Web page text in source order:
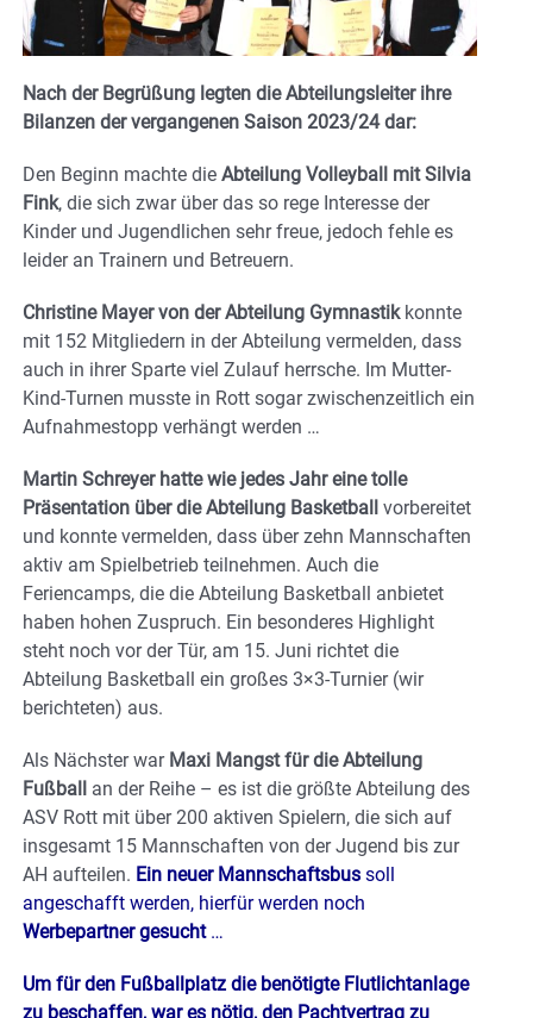
Nach der Begrüßung legten die Abteilungsleiter ihre
Bilanzen der vergangenen Saison 2023/24 dar:
Den Beginn machte die Abteilung Volleyball mit Silvia
Fink, die sich zwar über das so rege Interesse der
Kinder und Jugendlichen sehr freue, jedoch fehle es
leider an Trainern und Betreuern.
Christine Mayer von der Abteilung Gymnastikkonnte
mit 152 Mitgliedern in der Abteilung vermelden, dass
auch in ihrer Sparte viel Zulauf herrsche. Im Mutter-
Kind-Turnen musste in Rott sogar zwischenzeitlich ein
Aufnahmestopp verhängt werden …
Martin Schreyer hatte wie jedes Jahr eine tolle
Präsentation über die Abteilung Basketball
vorbereitet
und konnte vermelden, dass über zehn Mannschaften
aktiv am Spielbetrieb teilnehmen. Auch die
Feriencamps, die die Abteilung Basketball anbietet
haben hohen Zuspruch. Ein besonderes Highlight
steht noch vor der Tür, am 15. Juni richtet die
Abteilung Basketball ein großes 3×3-Turnier (wir
berichteten) aus.
Als Nächster war Maxi Mangst für die Abteilung
Fußball
an der Reihe – es ist die größte Abteilung des
ASV Rott mit über 200 aktiven Spielern, die sich auf
insgesamt 15 Mannschaften von der Jugend bis zur
AH aufteilen. Ein neuer Mannschaftsbus soll
angeschafft werden, hierfür werden noch
Werbepartner gesucht…
Um für den Fußballplatz die benötigte Flutlichtanlage
zu beschaffen, war es nötig, den Pachtvertrag zu